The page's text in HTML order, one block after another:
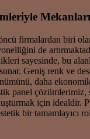
firmalardan biri
de
sayesinde, bu
Geniş renk ve
daha
panel çözümlerimiz,
için
bir tamamlayıcı